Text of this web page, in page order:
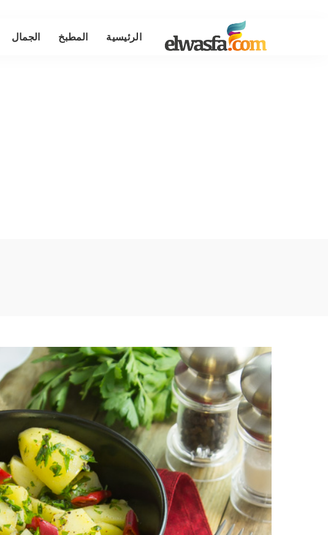
الرئيسية المطبخ الجمال